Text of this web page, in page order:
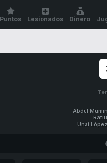
Puntos Lesionados Dinero
Abdul
Unai